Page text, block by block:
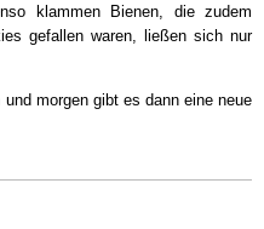
klammen Bienen, die zudem
gefallen waren, ließen sich nur
morgen gibt es dann eine neue